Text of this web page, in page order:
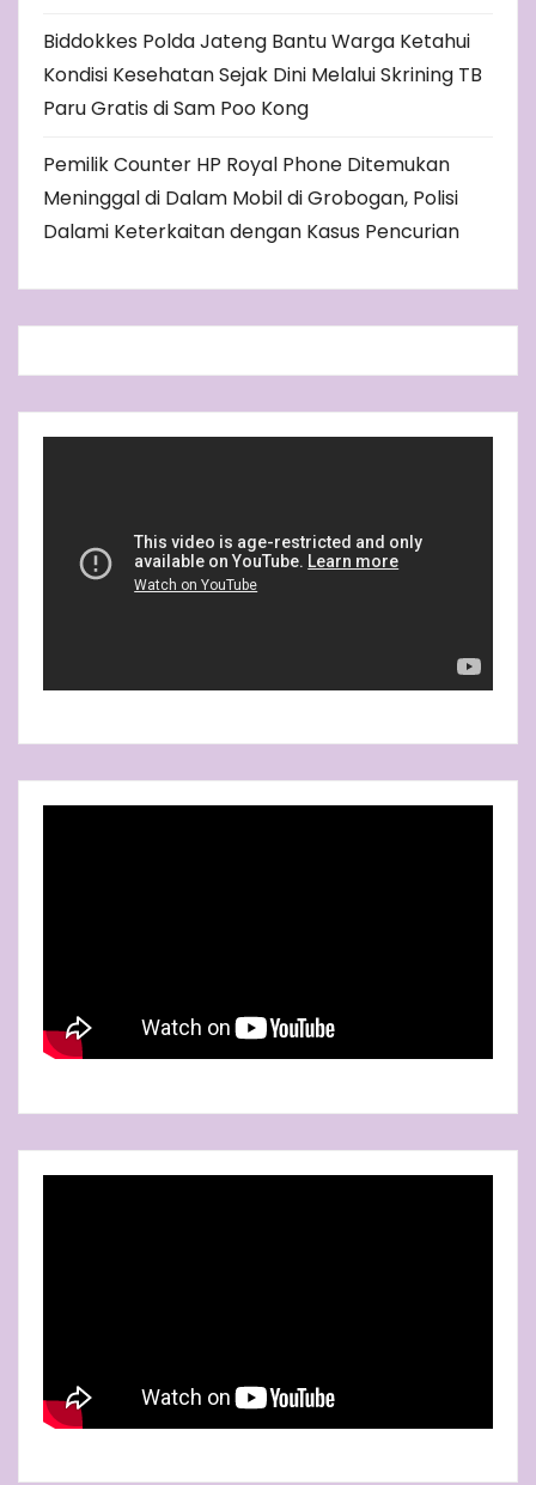
Biddokkes Polda Jateng Bantu Warga Ketahui
Kondisi Kesehatan Sejak Dini Melalui Skrining TB
Paru Gratis di Sam Poo Kong
Pemilik Counter HP Royal Phone Ditemukan
Meninggal di Dalam Mobil di Grobogan, Polisi
Dalami Keterkaitan dengan Kasus Pencurian